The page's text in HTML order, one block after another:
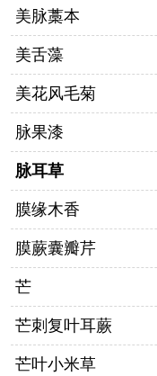
美脉藁本
美舌藻
美花风毛菊
脉果漆
脉耳草
膜缘木香
膜蕨囊瓣芹
芒
芒刺复叶耳蕨
芒叶小米草